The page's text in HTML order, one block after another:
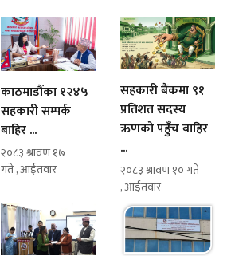
काठमाडौंका १२४५
सहकारी सम्पर्क
बाहिर ...
२०८३ श्रावण १७
गते , आईतवार
सहकारी बैंकमा ९१
प्रतिशत सदस्य
ऋणको पहुँच बाहिर
...
२०८३ श्रावण १० गते
, आईतवार